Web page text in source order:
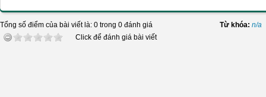
Tổng số điểm của bài viết là: 0 trong 0 đánh giá
Click để đánh giá bài viết
Từ khóa: n/a